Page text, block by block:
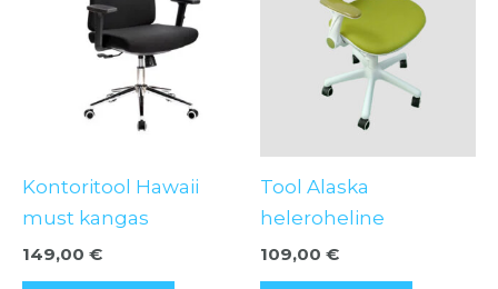
Kontoritool Hawaii
must kangas
149,00 €
Tool Alaska
heleroheline
109,00 €